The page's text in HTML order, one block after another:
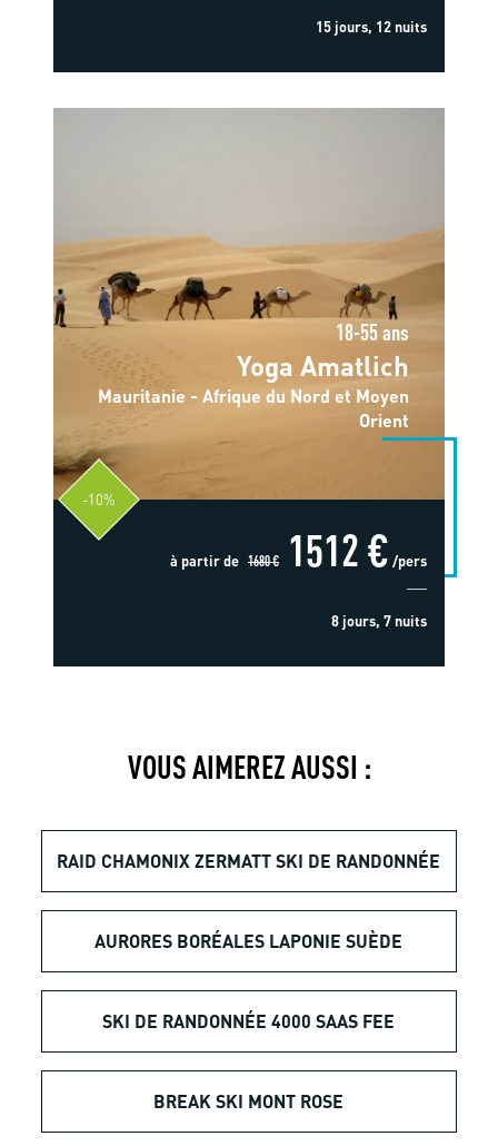
15 jours, 12 nuits
18-55 ans
Yoga Amatlich
Mauritanie - Afrique du Nord et Moyen
Orient
-10%
à partir de 1680 € 1512 € /pers
8 jours, 7 nuits
VOUS AIMEREZ AUSSI :
RAID CHAMONIX ZERMATT SKI DE RANDONNÉE
AURORES BORÉALES LAPONIE SUÈDE
SKI DE RANDONNÉE 4000 SAAS FEE
BREAK SKI MONT ROSE